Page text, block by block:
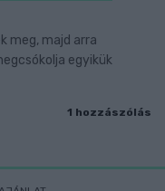
meg, majd arra
egyikük
1 hozzászólás